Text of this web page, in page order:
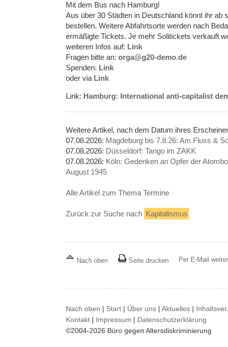
Mit dem Bus nach Hamburg!
Aus über 30 Städten in Deutschland könnt ihr
bestellen. Weitere Abfahrtsorte werden nach
ermäßigte Tickets. Je mehr Solitickets verkauft
weiteren Infos auf: Link
Fragen bitte an: orga@g20-demo.de
Spenden: Link
oder via Link
Link: Hamburg: International anti-capitalist
Weitere Artikel, nach dem Datum ihres
07.08.2026: Magdeburg bis 7.8.26: Am Fluss &
07.08.2026: Düsseldorf: Tango im ZAKK
07.08.2026: Köln: Gedenken an Opfer der
August 1945
Alle Artikel zum Thema Termine
Zurück zur Suche nach Kapitalismus
Nach oben Seite drucken Per E-Mail
Nach oben | Start | Über uns | Aktuelles |
Kontakt | Impressum | Datenschutzerklärung
©2004-2026 Büro gegen Altersdiskriminierung